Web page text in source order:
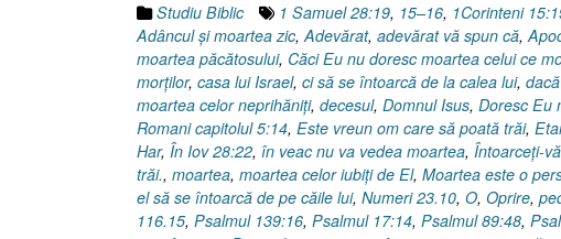
Studiu Biblic 1 Samuel 28:19, 15–16, 1Corinteni
Adâncul şi moartea zic,Adevărat, adevărat vă spun că,
moartea păcătosului, Căci Eu nu doresc moartea celui ce
morţilor, casa lui Israel, ci să se întoarcă de la calea lui,
moartea celor neprihăniţi, decesul, Domnul Isus, Doresc Eu
Romani capitolul 5:14, Este vreun om care să poată trăi,
Har, În Iov 28:22, în veac nu va vedea moartea, Întoarceţi-vă
trăi., moartea, moartea celor iubiţi de El, Moartea este o
el să se întoarcă de pe căile lui, Numeri 23.10, O, Oprire,
116.15, Psalmul 139:16, Psalmul 17:14, Psalmul 89:48,